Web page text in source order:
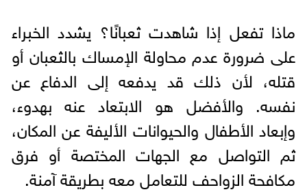
ماذا تفعل إذا شاهدت ثعبانًا؟ يشدد الخبراء
على ضرورة عدم محاولة الإمساك بالثعبان أو
قتله، لأن ذلك قد يدفعه إلى الدفاع عن
نفسه. والأفضل هو الابتعاد عنه بهدوء،
وإبعاد الأطفال والحيوانات الأليفة عن المكان،
ثم التواصل مع الجهات المختصة أو فرق
مكافحة الزواحف للتعامل معه بطريقة آمنة.